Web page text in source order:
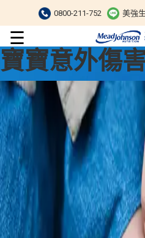
0800-211-752 美強
☰
寶寶意外傷